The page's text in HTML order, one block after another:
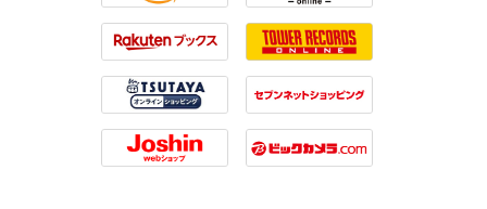
Amazon HMV
Rakuten Tower Records
Tsutaya 7net
Joshin Biccamera